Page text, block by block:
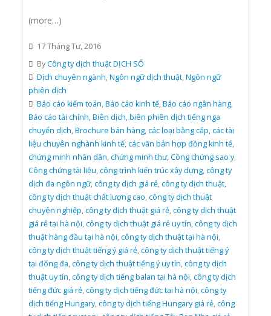
(more…)
17 Tháng Tư, 2016
ByCông ty dịch thuật DỊCH SỐ
Dịch chuyên ngành,Ngôn ngữ dịch thuật,Ngôn ngữ
phiên dịch
Báo cáo kiểm toán,Báo cáo kinh tế,Báo cáo ngân hàng,
Báo cáo tài chính,Biên dịch,biên phiên dịch tiếng nga
chuyển dịch,Brochure bán hàng,các loại bằng cấp,các tài
liệu chuyên nghành kinh tế,các văn bản hợp đồng kinh tế,
chứng minh nhân dân,chứng minh thư,Công chứng sao y,
Công chứng tài liệu,công trình kiến trúc xây dựng,công ty
dịch đa ngôn ngữ,công ty dịch giá rẻ,công ty dịch thuật,
công ty dịch thuật chất lượng cao,công ty dịch thuật
chuyên nghiệp,công ty dịch thuật giá rẻ,công ty dịch thuật
giá rẻ tại hà nội,công ty dịch thuật giá rẻ uy tín,công ty dịch
thuật hàng đầu tại hà nội,công ty dịch thuật tại hà nội,
công ty dịch thuật tiếng ý giá rẻ,công ty dịch thuật tiếng ý
tại đống đa,công ty dịch thuật tiếng ý uy tín,công ty dịch
thuật uy tín,công ty dịch tiếng balan tại hà nội,công ty dịch
tiếng đức giá rẻ,công ty dịch tiếng đức tại hà nội,công ty
dịch tiếng Hungary,công ty dịch tiếng Hungary giá rẻ,công